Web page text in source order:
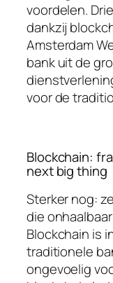
voordelen.
dankzij
Amsterdam
bank uit de
voor de
Blockchain:
next big thing
Sterker nog:
die
Blockchain is
traditionele
ongevoelig